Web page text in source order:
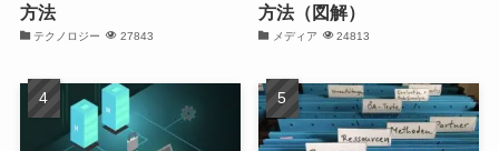
方法
テクノロジー 27843
方法（図解）
メディア 24813